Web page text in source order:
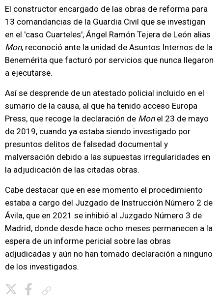
El constructor encargado de las obras de reforma para
13 comandancias de la Guardia Civil que se investigan
en el 'caso Cuarteles', Ángel Ramón Tejera de León alias
Mon, reconoció ante la unidad de Asuntos Internos de la
Benemérita que facturó por servicios que nunca llegaron
a ejecutarse.
Así se desprende de un atestado policial incluido en el
sumario de la causa, al que ha tenido acceso Europa
Press, que recoge la declaración de Monel 23 de mayo
de 2019, cuando ya estaba siendo investigado por
presuntos delitos de falsedad documental y
malversación debido a las supuestas irregularidades en
la adjudicación de las citadas obras.
Cabe destacar que en ese momento el procedimiento
estaba a cargo del Juzgado de Instrucción Número 2 de
Ávila, que en 2021 se inhibió al Juzgado Número 3 de
Madrid, donde desde hace ocho meses permanecen a la
espera de un informe pericial sobre las obras
adjudicadas y aún no han tomado declaración a ninguno
de los investigados.